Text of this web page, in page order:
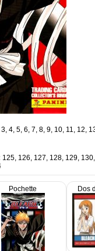
3, 4, 5, 6, 7, 8, 9, 10, 11, 12,
125, 126, 127, 128, 129,
Pochette Dos